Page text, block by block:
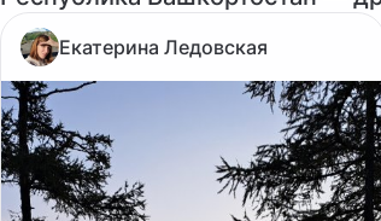
Екатерина Ледовская